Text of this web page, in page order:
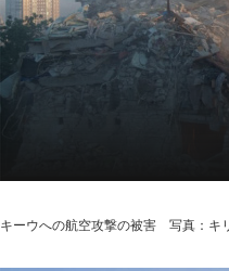
キーウへの航空攻撃の被害 写真：キ